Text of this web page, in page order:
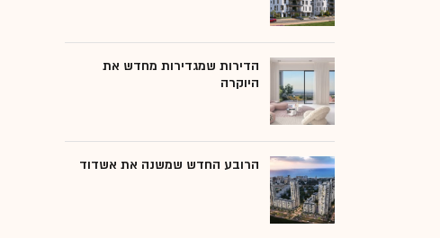
הדירות שמגדירות מחדש את
היוקרה
הרובע החדש שמשנה את אשדוד